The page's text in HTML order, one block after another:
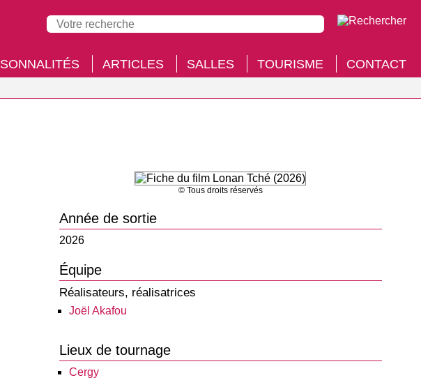
ARTICLES SALLES TOURISME CONTACT
© Tous droits réservés
Année de sortie
2026
Équipe
Réalisateurs, réalisatrices
Joël Akafou
Lieux de tournage
Cergy